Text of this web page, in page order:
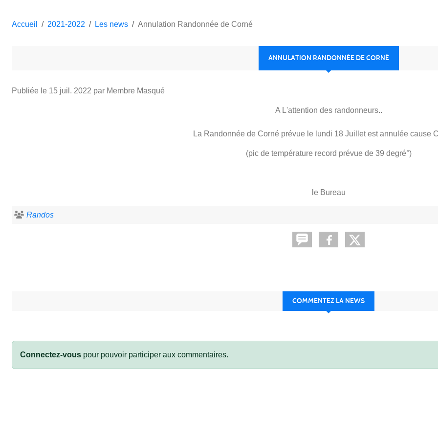
Accueil 2021-2022 Les news Annulation Randonnée de Corné
ANNULATION RANDONNÉE DE CORNÉ
Publiée le 15 juil. 2022 par Membre Masqué
A L'attention des randonneurs..
La Randonnée de Corné prévue le lundi 18 Juillet est annulée cause
(pic de température record prévue de 39 degré°)
le Bureau
Randos
COMMENTEZ LA NEWS
Connectez-vous pour pouvoir participer aux commentaires.